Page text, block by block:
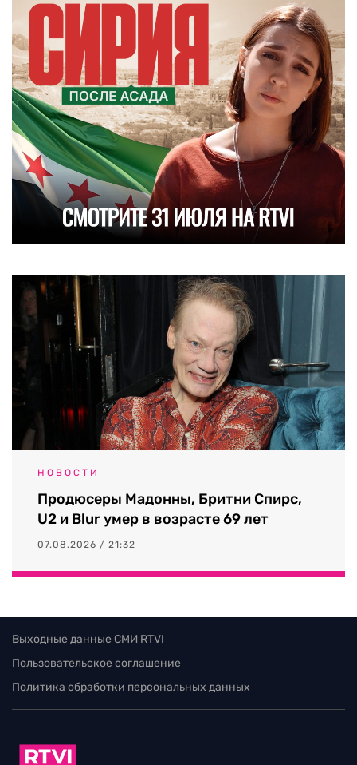
НОВОСТИ
Продюсеры Мадонны, Бритни Спирс,
U2 и Blur умер в возрасте 69 лет
07.08.2026 / 21:32
Выходные данные СМИ RTVI
Пользовательское соглашение
Политика обработки персональных данных